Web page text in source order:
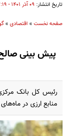
تاریخ انتشار: ۰۹ آذر ۱۴۰۱ - ۱۳:۱۹
صفحه نخست » اقتصادی »
پیش بینی
رئیس کل بانک
منابع ارزی در